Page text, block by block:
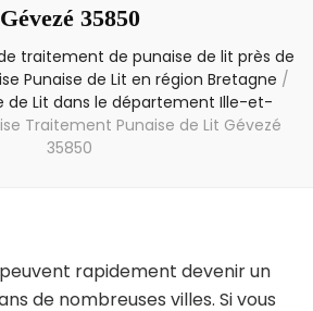
Gévezé 35850
traitement de punaise de lit près de
Punaise de Lit en région Bretagne /
de Lit dans le département Ille-et-
Traitement Punaise de Lit Gévezé
35850
rapidement devenir un
de nombreuses villes. Si vous